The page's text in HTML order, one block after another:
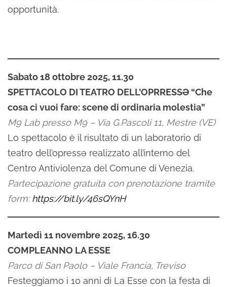
opportunità.
Sabato 18 ottobre 2025, 11.30
SPETTACOLO DI TEATRO DELL’OPRRESSƏ “Che
cosa ci vuoi fare: scene di ordinaria molestia”
M9 Lab presso M9 – Via G.Pascoli 11, Mestre (VE)
Lo spettacolo è il risultato di un laboratorio di
teatro dell’opressə realizzato all’interno del
Centro Antiviolenza del Comune di Venezia.
Partecipazione gratuita con prenotazione tramite
form:https://bit.ly/46sQYnH
Martedì 11 novembre 2025, 16.30
COMPLEANNO LA ESSE
Parco di San Paolo – Viale Francia, Treviso
Festeggiamo i 10 anni di La Esse con la festa di